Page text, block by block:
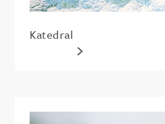
Katedral